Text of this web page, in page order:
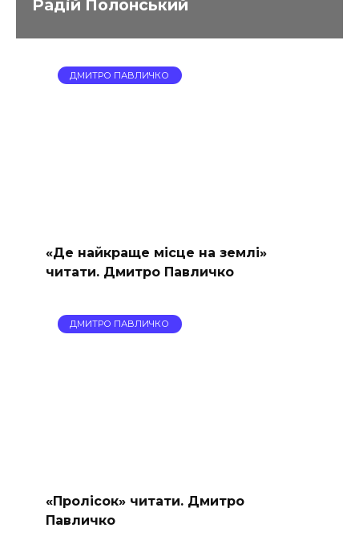
Радій Полонський
ДМИТРО ПАВЛИЧКО
«Де найкраще місце на землі»
читати. Дмитро Павличко
ДМИТРО ПАВЛИЧКО
«Пролісок» читати. Дмитро
Павличко